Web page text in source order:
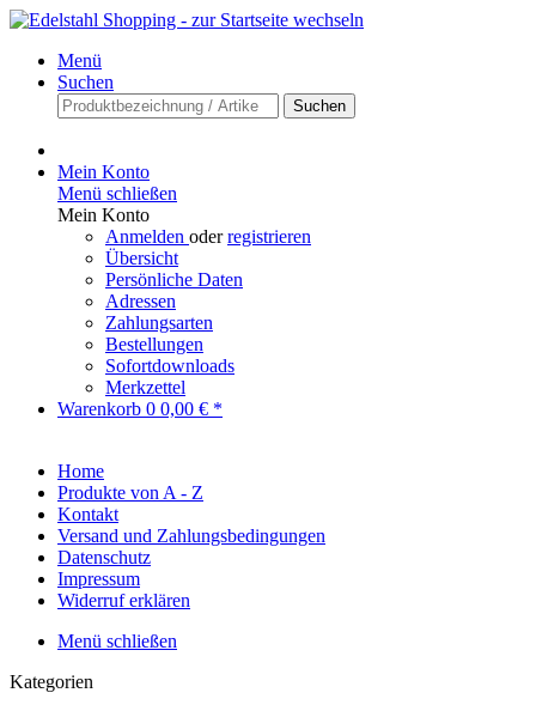
Menü
Suchen
Suchen
Mein Konto
Menü schließen
Mein Konto
Anmelden oderregistrieren
Übersicht
Persönliche Daten
Adressen
Zahlungsarten
Bestellungen
Sofortdownloads
Merkzettel
Warenkorb 0 0,00 € *
Home
Produkte von A - Z
Kontakt
Versand und Zahlungsbedingungen
Datenschutz
Impressum
Widerruf erklären
Menü schließen
Kategorien